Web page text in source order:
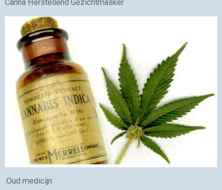
Canna Herstellend Gezichtmasker
.Oud medicijn